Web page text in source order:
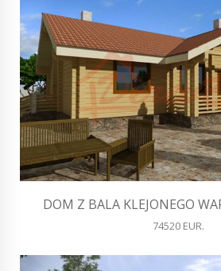
DOM Z BALA KLEJONEGO
74520 EUR.